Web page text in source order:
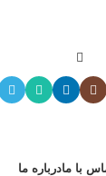
با مادرباره ما